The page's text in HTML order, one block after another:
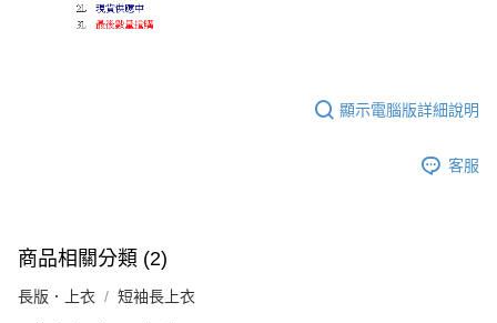
顯示電腦版詳細說明
客服
商品相關分類 (2)
長版．上衣 短袖長上衣